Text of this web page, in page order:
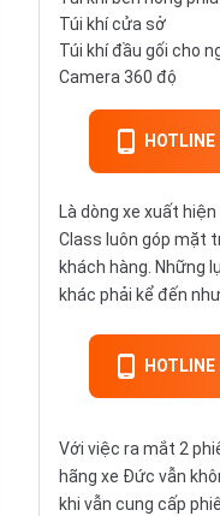
Túi khí cửa sở
Túi khí đầu gối cho
Camera 360 độ
Là dòng xe xuất
Class luôn góp mặt
khách hàng. Những
khác phải kể đến như
Với việc ra mắt 2
hãng xe Đức vẫn
khi vẫn cung cấp